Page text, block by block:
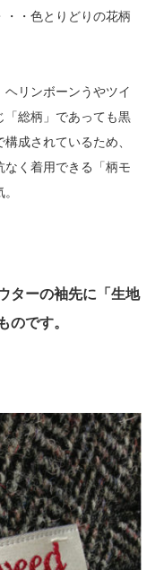
・・色とりどりの花柄
リンボーンうやツイ
「総柄」であっても黒
成されているため、
く着用できる「柄モ
ターの袖先に「生地
のです。